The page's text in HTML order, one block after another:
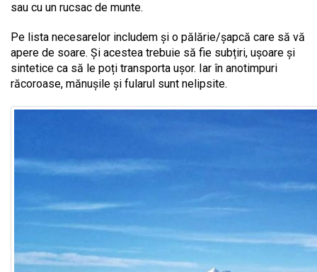
sau cu un rucsac de munte.
Pe lista necesarelor includem și o pălărie/șapcă care să vă
apere de soare. Și acestea trebuie să fie subțiri, ușoare și
sintetice ca să le poți transporta ușor. Iar în anotimpuri
răcoroase, mănușile și fularul sunt nelipsite.